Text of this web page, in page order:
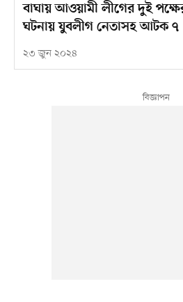
বাঘায় আওয়ামী লীগের দুই
ঘটনায় যুবলীগ নেতাসহ আটক ৭
২৩ জুন ২০২৪